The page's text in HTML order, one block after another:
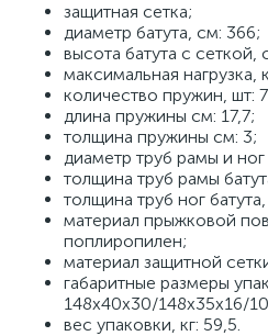
защитная сетка;
диаметр батута, см: 366;
высота батута с сеткой,
максимальная нагрузка,
количество пружин, шт:
длина пружины см: 17,7;
толщина пружины см: 3;
диаметр труб рамы и ног
толщина труб рамы
толщина труб ног
материал прыжковой
поплиропилен;
материал защитной
габаритные размеры
148х40х30/148х35х16/
вес упаковки, кг: 59,5.